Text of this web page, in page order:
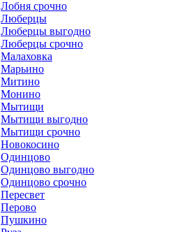
Лобня срочно
Люберцы
Люберцы выгодно
Люберцы срочно
Малаховка
Марьино
Митино
Монино
Мытищи
Мытищи выгодно
Мытищи срочно
Новокосино
Одинцово
Одинцово выгодно
Одинцово срочно
Пересвет
Перово
Пушкино